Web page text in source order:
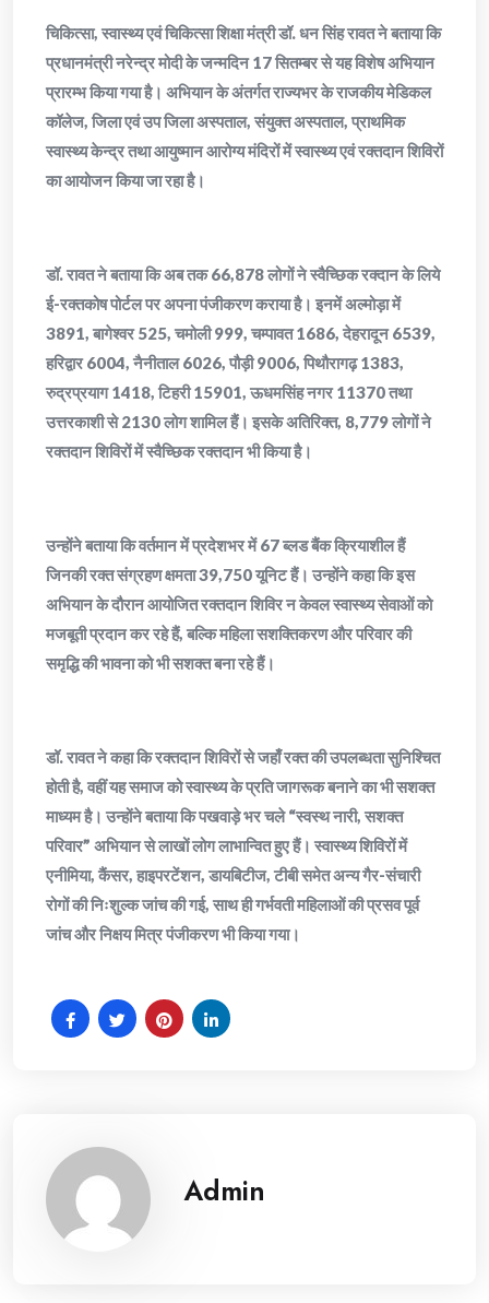
चिकित्सा, स्वास्थ्य एवं चिकित्सा शिक्षा मंत्री डॉ. धन सिंह रावत ने बताया कि
प्रधानमंत्री नरेन्द्र मोदी के जन्मदिन 17 सितम्बर से यह विशेष अभियान
प्रारम्भ किया गया है। अभियान के अंतर्गत राज्यभर के राजकीय मेडिकल
कॉलेज, जिला एवं उप जिला अस्पताल, संयुक्त अस्पताल, प्राथमिक
स्वास्थ्य केन्द्र तथा आयुष्मान आरोग्य मंदिरों में स्वास्थ्य एवं रक्तदान शिविरों
का आयोजन किया जा रहा है।
डॉ. रावत ने बताया कि अब तक 66,878 लोगों ने स्वैच्छिक रक्दान के लिये
ई-रक्तकोष पोर्टल पर अपना पंजीकरण कराया है। इनमें अल्मोड़ा में
3891, बागेश्वर 525, चमोली 999, चम्पावत 1686, देहरादून 6539,
हरिद्वार 6004, नैनीताल 6026, पौड़ी 9006, पिथौरागढ़ 1383,
रुद्रप्रयाग 1418, टिहरी 15901, ऊधमसिंह नगर 11370 तथा
उत्तरकाशी से 2130 लोग शामिल हैं। इसके अतिरिक्त, 8,779 लोगों ने
रक्तदान शिविरों में स्वैच्छिक रक्तदान भी किया है।
उन्होंने बताया कि वर्तमान में प्रदेशभर में 67 ब्लड बैंक क्रियाशील हैं
जिनकी रक्त संग्रहण क्षमता 39,750 यूनिट हैं। उन्होंने कहा कि इस
अभियान के दौरान आयोजित रक्तदान शिविर न केवल स्वास्थ्य सेवाओं को
मजबूती प्रदान कर रहे हैं, बल्कि महिला सशक्तिकरण और परिवार की
समृद्धि की भावना को भी सशक्त बना रहे हैं।
डॉ. रावत ने कहा कि रक्तदान शिविरों से जहाँ रक्त की उपलब्धता सुनिश्चित
होती है, वहीं यह समाज को स्वास्थ्य के प्रति जागरूक बनाने का भी सशक्त
माध्यम है। उन्होंने बताया कि पखवाड़े भर चले “स्वस्थ नारी, सशक्त
परिवार” अभियान से लाखों लोग लाभान्वित हुए हैं। स्वास्थ्य शिविरों में
एनीमिया, कैंसर, हाइपरटेंशन, डायबिटीज, टीबी समेत अन्य गैर-संचारी
रोगों की निःशुल्क जांच की गई, साथ ही गर्भवती महिलाओं की प्रसव पूर्व
जांच और निक्षय मित्र पंजीकरण भी किया गया।
Admin